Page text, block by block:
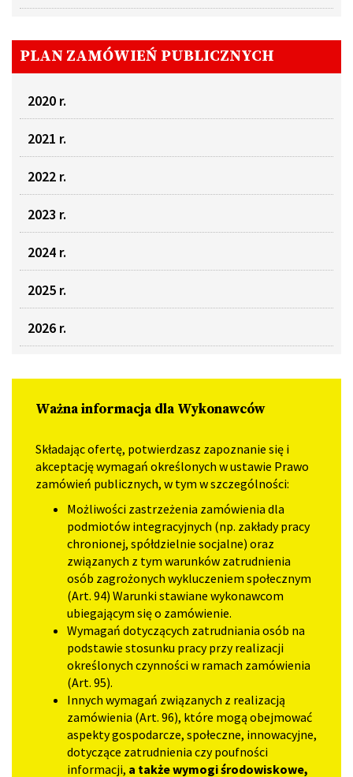
PLAN ZAMÓWIEŃ PUBLICZNYCH
2020 r.
2021 r.
2022 r.
2023 r.
2024 r.
2025 r.
2026 r.
Ważna informacja dla Wykonawców
Składając ofertę, potwierdzasz zapoznanie się i
akceptację wymagań określonych w ustawie Prawo
zamówień publicznych, w tym w szczególności:
Możliwości zastrzeżenia zamówienia dla
podmiotów integracyjnych (np. zakłady pracy
chronionej, spółdzielnie socjalne) oraz
związanych z tym warunków zatrudnienia
osób zagrożonych wykluczeniem społecznym
(Art. 94) Warunki stawiane wykonawcom
ubiegającym się o zamówienie.
Wymagań dotyczących zatrudniania osób na
podstawie stosunku pracy przy realizacji
określonych czynności w ramach zamówienia
(Art. 95).
Innych wymagań związanych z realizacją
zamówienia (Art. 96), które mogą obejmować
aspekty gospodarcze, społeczne, innowacyjne,
dotyczące zatrudnienia czy poufności
informacji, a także wymogi środowiskowe,